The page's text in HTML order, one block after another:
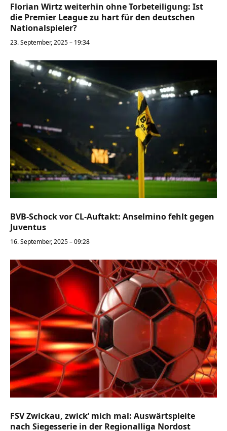
Florian Wirtz weiterhin ohne Torbeteiligung: Ist
die Premier League zu hart für den deutschen
Nationalspieler?
23. September, 2025 – 19:34
BVB-Schock vor CL-Auftakt: Anselmino fehlt gegen
Juventus
16. September, 2025 – 09:28
FSV Zwickau, zwick’ mich mal: Auswärtspleite
nach Siegesserie in der Regionalliga Nordost